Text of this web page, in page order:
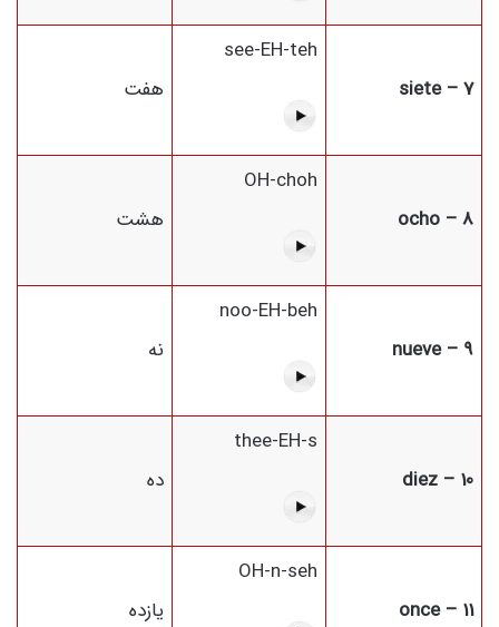
7 – siete
see-EH-teh
هفت
8 – ocho
OH-choh
هشت
9 – nueve
noo-EH-beh
نه
10 – diez
thee-EH-s
ده
11 – once
OH-n-seh
یازده